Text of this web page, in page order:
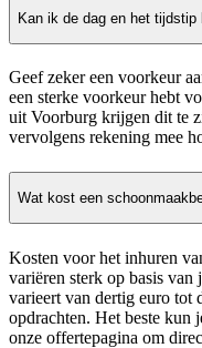
Kan ik de dag en het tijdstip
Geef zeker een voorkeur
een sterke voorkeur hebt
uit Voorburg krijgen dit te
vervolgens rekening mee
Wat kost een
Kosten voor het inhuren
variëren sterk op basis
varieert van dertig euro tot
opdrachten. Het beste kun
onze offertepagina om